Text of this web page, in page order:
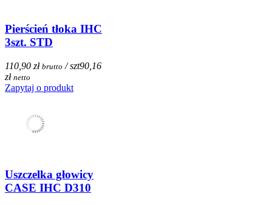
Pierścień tłoka IHC
3szt. STD
110,90 zł brutto / szt90,16
zł netto
Zapytaj o produkt
Uszczelka głowicy
CASE IHC D310